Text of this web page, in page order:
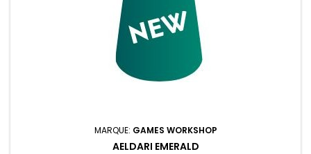
MARQUE: GAMES WORKSHOP
AELDARI EMERALD